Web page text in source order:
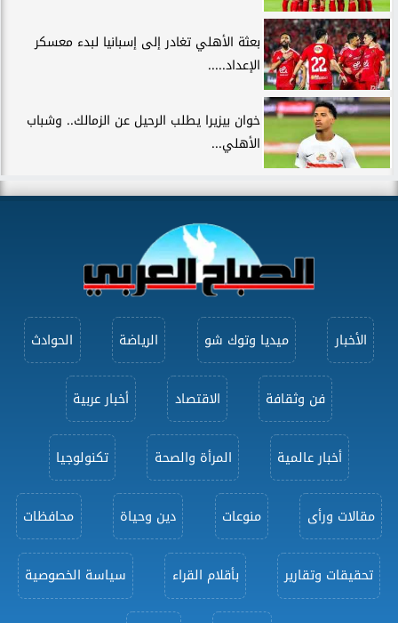
بعثة الأهلي تغادر إلى إسبانيا لبدء معسكر
الإعداد.....
خوان بيزيرا يطلب الرحيل عن الزمالك.. وشباب
الأهلي...
الأخبار ميديا وتوك شو الرياضة الحوادث
فن وثقافة الاقتصاد أخبار عربية
أخبار عالمية المرأة والصحة تكنولوجيا
مقالات ورأى منوعات دين وحياة محافظات
تحقيقات وتقارير بأقلام القراء سياسة الخصوصية